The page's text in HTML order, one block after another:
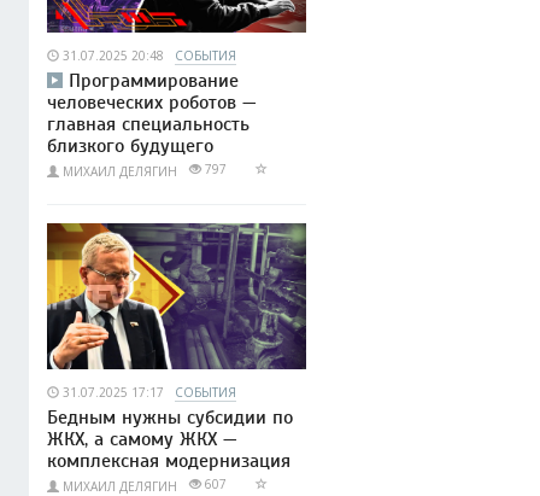
31.07.2025 20:48 СОБЫТИЯ
Программирование
человеческих роботов —
главная специальность
близкого будущего
МИХАИЛ ДЕЛЯГИН 797
31.07.2025 17:17 СОБЫТИЯ
Бедным нужны субсидии по
ЖКХ, а самому ЖКХ —
комплексная модернизация
МИХАИЛ ДЕЛЯГИН 607